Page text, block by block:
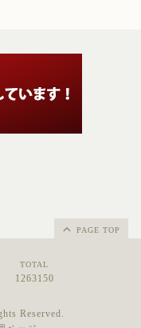
PAGE TOP
TOTAL
1263150
Reserved.